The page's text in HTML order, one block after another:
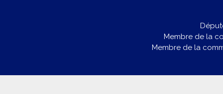
Membre de la
Membre de la